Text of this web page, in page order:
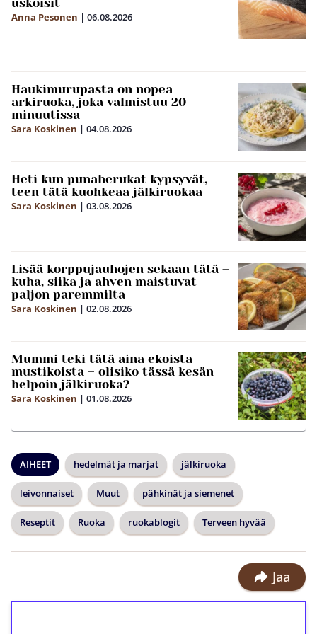
uskoisit
Anna Pesonen | 06.08.2026
Haukimurupasta on nopea
arkiruoka, joka valmistuu 20
minuutissa
Sara Koskinen | 04.08.2026
Heti kun punaherukat kypsyvät,
teen tätä kuohkeaa jälkiruokaa
Sara Koskinen | 03.08.2026
Lisää korppujauhojen sekaan tätä –
kuha, siika ja ahven maistuvat
paljon paremmilta
Sara Koskinen | 02.08.2026
Mummi teki tätä aina ekoista
mustikoista – olisiko tässä kesän
helpoin jälkiruoka?
Sara Koskinen | 01.08.2026
AIHEET hedelmät ja marjat jälkiruoka
leivonnaiset Muut pähkinät ja siemenet
Reseptit Ruoka ruokablogit Terveen hyvää
Jaa